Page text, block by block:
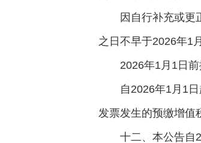
因自行补充或更
之日不早于2026年1
2026年1月1日
自2026年1月1
发票发生的预缴增值
十二、本公告自